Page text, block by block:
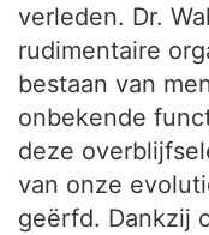
verleden. Dr.
rudimentaire
bestaan van
onbekende
deze
van onze
geërfd. Dankzij